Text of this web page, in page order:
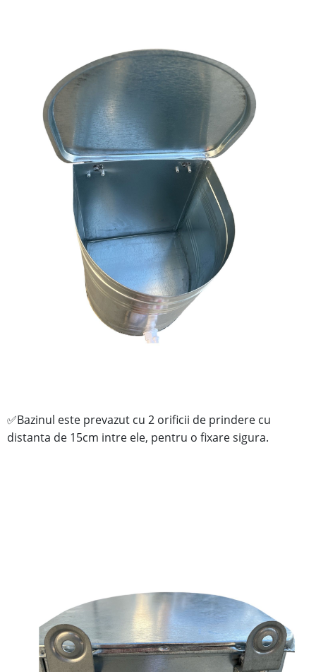
✅Bazinul este prevazut cu 2 orificii de prindere cu
distanta de 15cm intre ele, pentru o fixare sigura.